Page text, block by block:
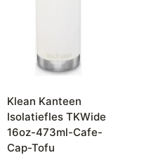
Klean Kanteen
Isolatiefles TKWide
16oz-473ml-Cafe-
Cap-Tofu